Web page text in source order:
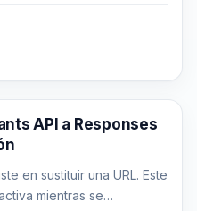
API a Responses
en sustituir una URL. Este
mientras se